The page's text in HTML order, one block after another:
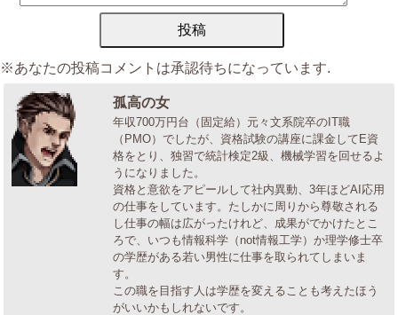
※あなたの投稿コメントは承認待ちになっています.
孤高の女
年収700万円台（固定給）元々文系院卒のIT職
（PMO）でしたが、資格試験の講座に課金してE資
格をとり、独習で統計検定2級、機械学習を回せるよ
うになりました。
資格と意欲をアピールして社内異動、3年ほどAI応用
の仕事をしています。たしかに周りから尊敬される
し仕事の幅は広がったけれど、成果がでかけたとこ
ろで、いつも情報科学（not情報工学）か理学修士卒
の学歴がある若い男性に仕事を取られてしまいま
す。
この職を目指す人は学歴を変えることも考えたほう
がいいかもしれないです。